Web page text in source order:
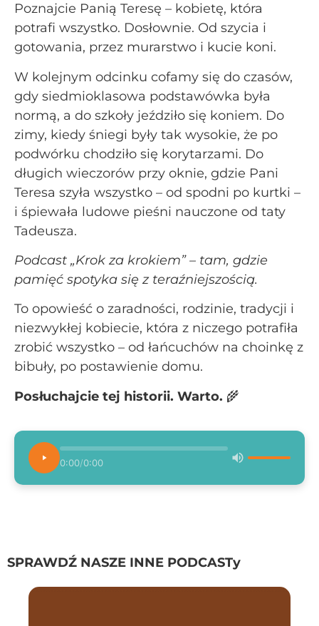
Poznajcie Panią Teresę – kobietę, która
potrafi wszystko. Dosłownie. Od szycia i
gotowania, przez murarstwo i kucie koni.
W kolejnym odcinku cofamy się do czasów,
gdy siedmioklasowa podstawówka była
normą, a do szkoły jeździło się koniem. Do
zimy, kiedy śniegi były tak wysokie, że po
podwórku chodziło się korytarzami. Do
długich wieczorów przy oknie, gdzie Pani
Teresa szyła wszystko – od spodni po kurtki –
i śpiewała ludowe pieśni nauczone od taty
Tadeusza.
Podcast „Krok za krokiem” – tam, gdzie
pamięć spotyka się z teraźniejszością.
To opowieść o zaradności, rodzinie, tradycji i
niezwykłej kobiecie, która z niczego potrafiła
zrobić wszystko – od łańcuchów na choinkę z
bibuły, po postawienie domu.
Posłuchajcie tej historii. Warto. 🌾
0:00/0:00
SPRAWDŹ NASZE INNE PODCASTy